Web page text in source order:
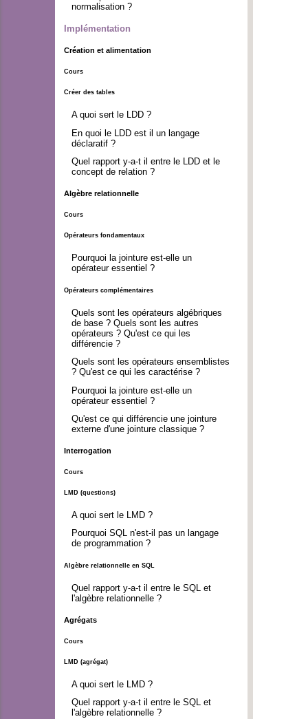
normalisation ?
Implémentation
Création et alimentation
Cours
Créer des tables
A quoi sert le LDD ?
En quoi le LDD est il un langage
déclaratif ?
Quel rapport y-a-t il entre le LDD et le
concept de relation ?
Algèbre relationnelle
Cours
Opérateurs fondamentaux
Pourquoi la jointure est-elle un
opérateur essentiel ?
Opérateurs complémentaires
Quels sont les opérateurs algébriques
de base ? Quels sont les autres
opérateurs ? Qu'est ce qui les
différencie ?
Quels sont les opérateurs ensemblistes
? Qu'est ce qui les caractérise ?
Pourquoi la jointure est-elle un
opérateur essentiel ?
Qu'est ce qui différencie une jointure
externe d'une jointure classique ?
Interrogation
Cours
LMD (questions)
A quoi sert le LMD ?
Pourquoi SQL n'est-il pas un langage
de programmation ?
Algèbre relationnelle en SQL
Quel rapport y-a-t il entre le SQL et
l'algèbre relationnelle ?
Agrégats
Cours
LMD (agrégat)
A quoi sert le LMD ?
Quel rapport y-a-t il entre le SQL et
l'algèbre relationnelle ?